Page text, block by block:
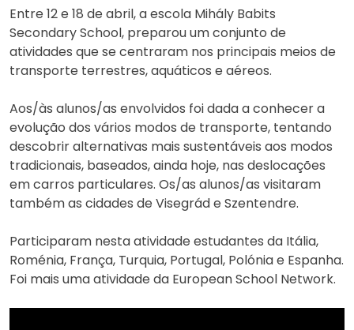
Entre 12 e 18 de abril, a escola Mihály Babits
Secondary School, preparou um conjunto de
atividades que se centraram nos principais meios de
transporte terrestres, aquáticos e aéreos.
Aos/às alunos/as envolvidos foi dada a conhecer a
evolução dos vários modos de transporte, tentando
descobrir alternativas mais sustentáveis aos modos
tradicionais, baseados, ainda hoje, nas deslocações
em carros particulares. Os/as alunos/as visitaram
também as cidades de Visegrád e Szentendre.
Participaram nesta atividade estudantes da Itália,
Roménia, França, Turquia, Portugal, Polónia e Espanha.
Foi mais uma atividade da European School Network.